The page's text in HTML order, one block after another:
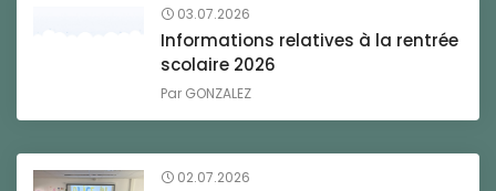
03.07.2026
Informations relatives à la rentrée
scolaire 2026
Par GONZALEZ
02.07.2026